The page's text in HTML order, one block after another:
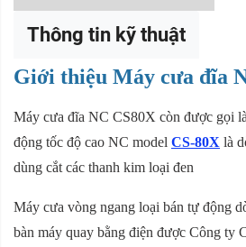
Thông tin kỹ thuật
Giới thiệu Máy cưa đĩa
Máy cưa đĩa NC CS80X còn được gọi
động tốc độ cao NC model CS-80X là
dùng cắt các thanh kim loại đen
Máy cưa vòng ngang loại bán tự động
bàn máy quay bằng điện được Công ty